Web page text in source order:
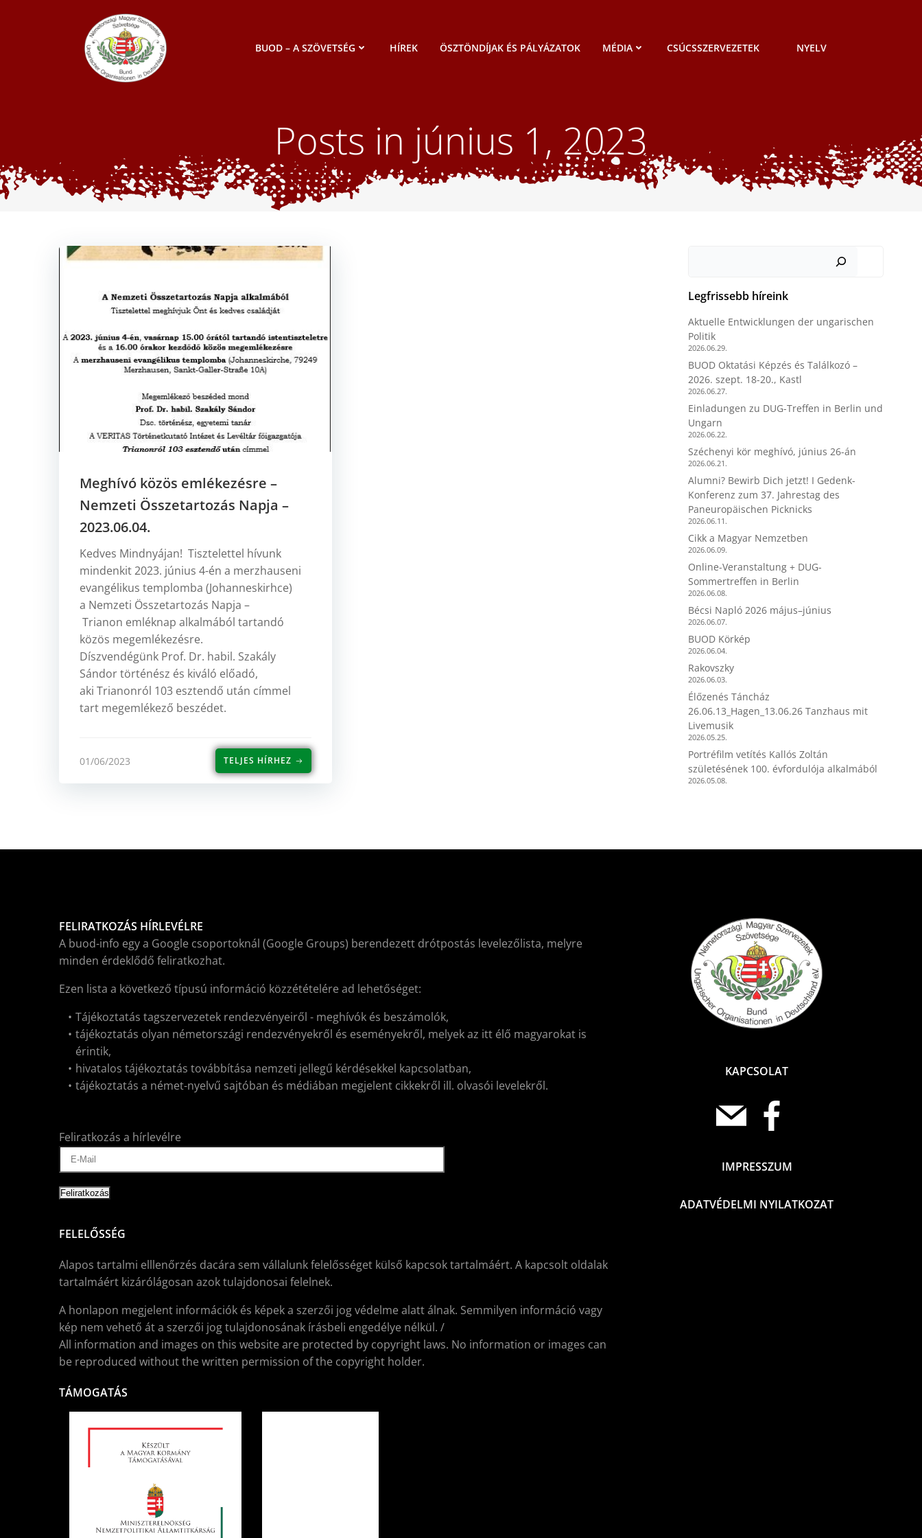
BUOD – A SZÖVETSÉG HÍREK ÖSZTÖNDÍJAK ÉS PÁLYÁZATOK MÉDIA CSÚCSSZERVEZETEK NYELV
Posts in június 1, 2023
Meghívó közös emlékezésre –
Nemzeti Összetartozás Napja –
2023.06.04.
Kedves Mindnyájan! Tisztelettel hívunk
mindenkit 2023. június 4-én a merzhauseni
evangélikus templomba (Johanneskirhce)
a Nemzeti Összetartozás Napja –
Trianon emléknap alkalmából tartandó
közös megemlékezésre.
Díszvendégünk Prof. Dr. habil. Szakály
Sándor történész és kiváló előadó,
aki Trianonról 103 esztendő után címmel
tart megemlékező beszédet.
01/06/2023 TELJES HÍRHEZ
Legfrissebb híreink
Aktuelle Entwicklungen der ungarischen
Politik
2026.06.29.
BUOD Oktatási Képzés és Találkozó –
2026. szept. 18-20., Kastl
2026.06.27.
Einladungen zu DUG-Treffen in Berlin und
Ungarn
2026.06.22.
Széchenyi kör meghívó, június 26-án
2026.06.21.
Alumni? Bewirb Dich jetzt! I Gedenk-
Konferenz zum 37. Jahrestag des
Paneuropäischen Picknicks
2026.06.11.
Cikk a Magyar Nemzetben
2026.06.09.
Online-Veranstaltung + DUG-
Sommertreffen in Berlin
2026.06.08.
Bécsi Napló 2026 május–június
2026.06.07.
BUOD Körkép
2026.06.04.
Rakovszky
2026.06.03.
Élőzenés Táncház
26.06.13_Hagen_13.06.26 Tanzhaus mit
Livemusik
2026.05.25.
Portréfilm vetítés Kallós Zoltán
születésének 100. évfordulója alkalmából
2026.05.08.
FELIRATKOZÁS HÍRLEVÉLRE
A buod-info egy a Google csoportoknál (Google Groups) berendezett drótpostás levelezőlista, melyre
minden érdeklődő feliratkozhat.
Ezen lista a következő típusú információ közzétételére ad lehetőséget:
Tájékoztatás tagszervezetek rendezvényeiről - meghívók és beszámolók,
tájékoztatás olyan németországi rendezvényekről és eseményekről, melyek az itt élő magyarokat is
érintik,
hivatalos tájékoztatás továbbítása nemzeti jellegű kérdésekkel kapcsolatban,
tájékoztatás a német-nyelvű sajtóban és médiában megjelent cikkekről ill. olvasói levelekről.
Feliratkozás a hírlevélre
FELELŐSSÉG
Alapos tartalmi elllenőrzés dacára sem vállalunk felelősséget külső kapcsok tartalmáért. A kapcsolt oldalak
tartalmáért kizárólágosan azok tulajdonosai felelnek.
A honlapon megjelent információk és képek a szerzői jog védelme alatt álnak. Semmilyen információ vagy
kép nem vehető át a szerzői jog tulajdonosának írásbeli engedélye nélkül. /
All information and images on this website are protected by copyright laws. No information or images can
be reproduced without the written permission of the copyright holder.
TÁMOGATÁS
KAPCSOLAT
IMPRESSZUM
ADATVÉDELMI NYILATKOZAT